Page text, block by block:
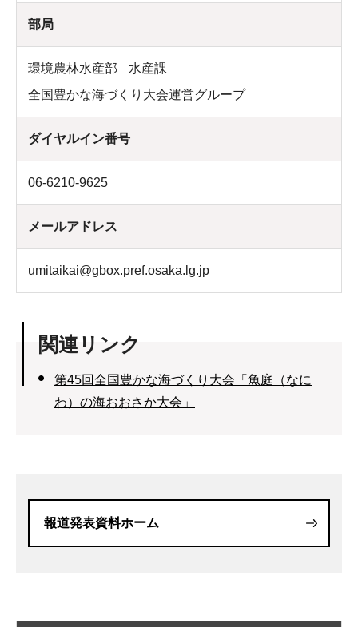
部局
環境農林水産部
水産課
全国豊かな海づくり大会運営グループ
ダイヤルイン番号
06-6210-9625
メールアドレス
umitaikai@gbox.pref.osaka.lg.jp
関連リンク
第45回全国豊かな海づくり大会「魚庭（なに
わ）の海おおさか大会」
報道発表資料ホーム